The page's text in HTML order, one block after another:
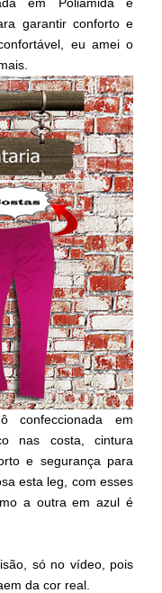
garantir conforto e
eu amei o
em
nas costa, cintura
e segurança para
esta leg, com esses
a outra em azul é
só no vídeo, pois
da cor real.